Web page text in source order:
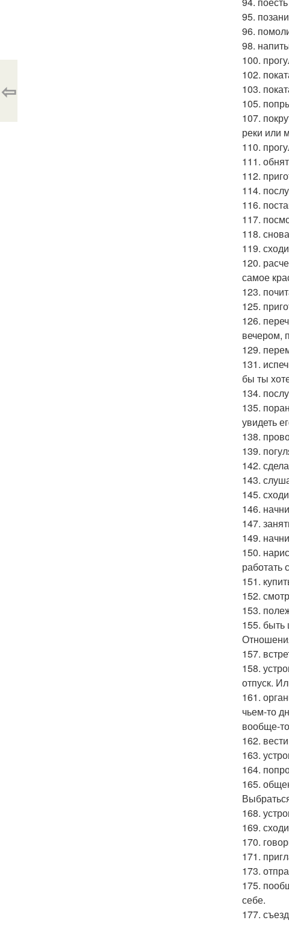
95.
96.
98.
100.
102.
103.
105.
107.
реки или
110.
111.
112.
114.
116.
117.
118.
119.
120.
самое
123.
125.
126.
вечером,
129.
131.
бы ты
134.
135.
увидеть
138.
139.
142.
143.
145.
146.
147.
149.
150.
работать
151.
152.
153.
155. быть
157.
158.
отпуск.
161.
чьем-то
вообще-
162.
163.
164.
165.
168.
169.
170.
171.
173.
175.
себе.
177.
⇦